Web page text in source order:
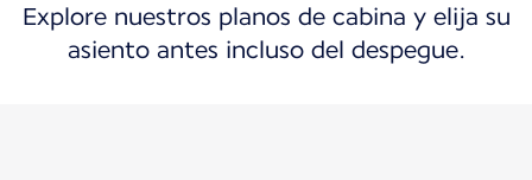
Explore nuestros planos de cabina y elija su
asiento antes incluso del despegue.